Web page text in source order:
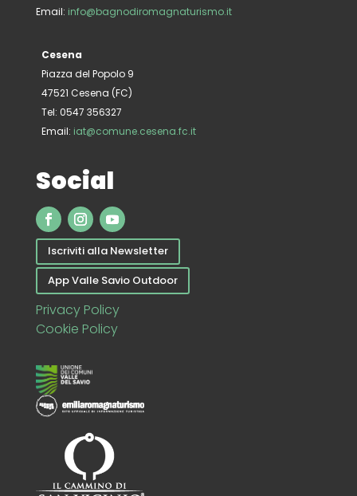
Email: info@bagnodiromagnaturismo.it
Cesena
Piazza del Popolo 9
47521 Cesena (FC)
Tel: 0547 356327
Email: iat@comune.cesena.fc.it
Social
Iscriviti alla Newsletter
App Valle Savio Outdoor
Privacy Policy
Cookie Policy